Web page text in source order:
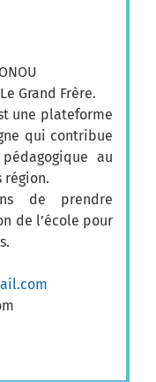
Grand Frère.
une plateforme
qui contribue
au
région.
de prendre
de l’école pour